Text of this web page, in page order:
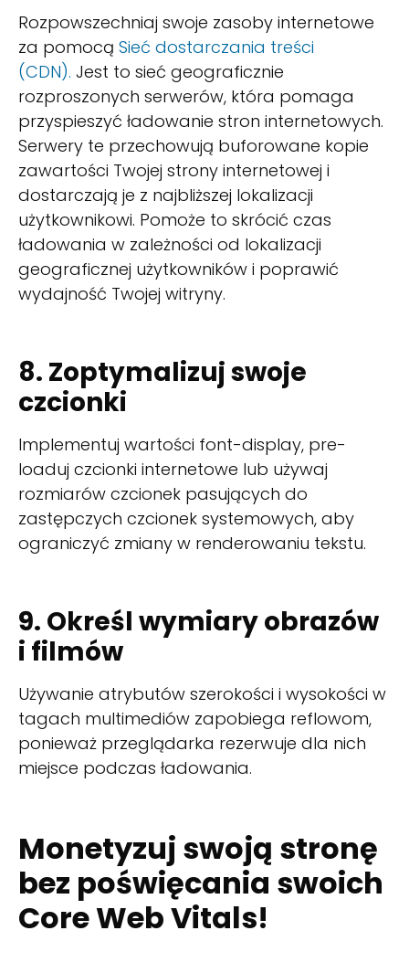
Rozpowszechniaj swoje zasoby internetowe
za pomocą Sieć dostarczania treści
(CDN). Jest to sieć geograficznie
rozproszonych serwerów, która pomaga
przyspieszyć ładowanie stron internetowych.
Serwery te przechowują buforowane kopie
zawartości Twojej strony internetowej i
dostarczają je z najbliższej lokalizacji
użytkownikowi. Pomoże to skrócić czas
ładowania w zależności od lokalizacji
geograficznej użytkowników i poprawić
wydajność Twojej witryny.
8. Zoptymalizuj swoje
czcionki
Implementuj wartości font-display, pre-
loaduj czcionki internetowe lub używaj
rozmiarów czcionek pasujących do
zastępczych czcionek systemowych, aby
ograniczyć zmiany w renderowaniu tekstu.
9. Określ wymiary obrazów
i filmów
Używanie atrybutów szerokości i wysokości w
tagach multimediów zapobiega reflowom,
ponieważ przeglądarka rezerwuje dla nich
miejsce podczas ładowania.
Monetyzuj swoją stronę
bez poświęcania swoich
Core Web Vitals!